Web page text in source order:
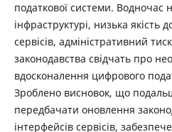
податкової системи. Водночас
інфраструктурі, низька якість
сервісів, адміністративний
законодавства свідчать про
вдосконалення цифрового
Зроблено висновок, що
передбачати оновлення
інтерфейсів сервісів,